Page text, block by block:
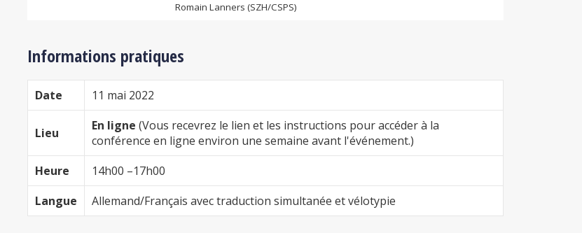
Romain Lanners (SZH/CSPS)
Informations pratiques
Date 11 mai 2022
Lieu En ligne (Vous recevrez le lien et les instructions pour accéder à la
conférence en ligne environ une semaine avant l'événement.)
Heure
14h00 –17h00
Langue
Allemand/Français avec traduction simultanée et vélotypie